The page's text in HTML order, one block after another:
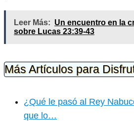
Leer Más: Un encuentro en la
sobre Lucas 23:39-43
Más Artículos para
¿Qué le pasó al Rey
que lo…